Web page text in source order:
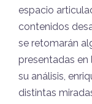
espacio
contenidos
se retomarán
presentadas en
su análisis,
distintas